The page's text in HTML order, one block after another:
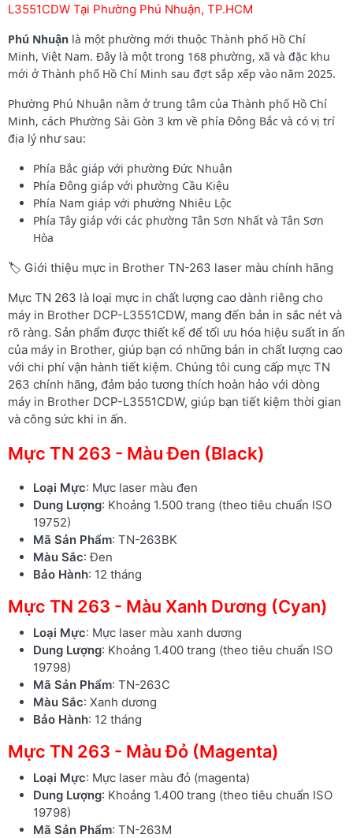
L3551CDW Tại Phường Phú Nhuận, TP.HCM
Phú Nhuận là một phường mới thuộc Thành phố Hồ Chí
Minh, Việt Nam. Đây là một trong 168 phường, xã và đặc khu
mới ở Thành phố Hồ Chí Minh sau đợt sắp xếp vào năm 2025.
Phường Phú Nhuận nằm ở trung tâm của Thành phố Hồ Chí
Minh, cách Phường Sài Gòn 3 km về phía Đông Bắc và có vị trí
địa lý như sau:
Phía Bắc giáp với phường Đức Nhuận
Phía Đông giáp với phường Cầu Kiệu
Phía Nam giáp với phường Nhiêu Lộc
Phía Tây giáp với các phường Tân Sơn Nhất và Tân Sơn
Hòa
🏷️ Giới thiệu mực in Brother TN-263 laser màu chính hãng
Mực TN 263 là loại mực in chất lượng cao dành riêng cho
máy in Brother DCP-L3551CDW, mang đến bản in sắc nét và
rõ ràng. Sản phẩm được thiết kế để tối ưu hóa hiệu suất in ấn
của máy in Brother, giúp bạn có những bản in chất lượng cao
với chi phí vận hành tiết kiệm. Chúng tôi cung cấp mực TN
263 chính hãng, đảm bảo tương thích hoàn hảo với dòng
máy in Brother DCP-L3551CDW, giúp bạn tiết kiệm thời gian
và công sức khi in ấn.
Mực TN 263 - Màu Đen (Black)
Loại Mực: Mực laser màu đen
Dung Lượng: Khoảng 1.500 trang (theo tiêu chuẩn ISO
19752)
Mã Sản Phẩm: TN-263BK
Màu Sắc: Đen
Bảo Hành: 12 tháng
Mực TN 263 - Màu Xanh Dương (Cyan)
Loại Mực: Mực laser màu xanh dương
Dung Lượng: Khoảng 1.400 trang (theo tiêu chuẩn ISO
19798)
Mã Sản Phẩm: TN-263C
Màu Sắc: Xanh dương
Bảo Hành: 12 tháng
Mực TN 263 - Màu Đỏ (Magenta)
Loại Mực: Mực laser màu đỏ (magenta)
Dung Lượng: Khoảng 1.400 trang (theo tiêu chuẩn ISO
19798)
Mã Sản Phẩm: TN-263M